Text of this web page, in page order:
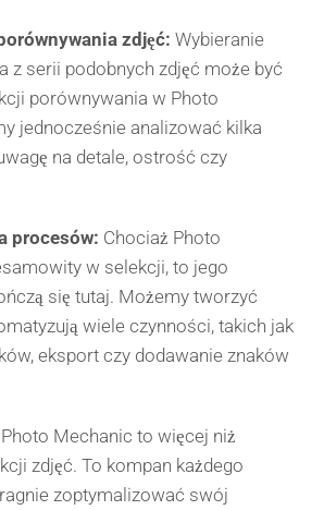
zdjęć: Wybieranie
z serii podobnych zdjęć może być
porównywania w Photo
jednocześnie analizować kilka
na detale, ostrość czy
procesów: Chociaż Photo
w selekcji, to jego
się tutaj. Możemy tworzyć
wiele czynności, takich jak
eksport czy dodawanie znaków
Photo Mechanic to więcej niż
zdjęć. To kompan każdego
zoptymalizować swój